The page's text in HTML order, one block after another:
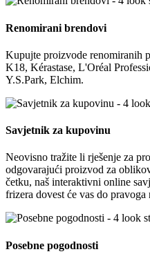
Renomirani brendovi
Kupujte proizvode renomiranih
K18, Kérastase, L'Oréal
Y.S.Park, Elchim.
Savjetnik za kupovinu
Neovisno tražite li rješenje za
odgovarajući proizvod za
četku, naš interaktivni online
frizera dovest će vas do pravoga
Posebne pogodnosti